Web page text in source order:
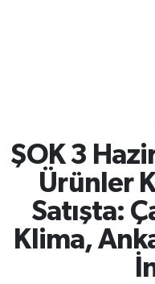
ŞOK 3
Ürünler
Satışta:
Klima,